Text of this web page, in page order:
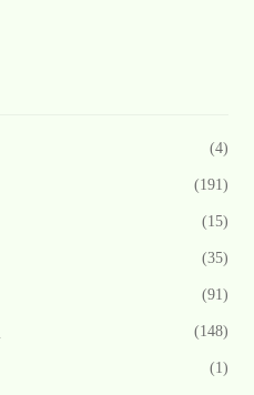
(4)
(191)
(15)
(35)
(91)
(148)
(1)